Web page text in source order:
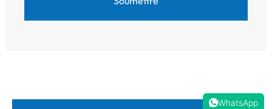
WhatsApp